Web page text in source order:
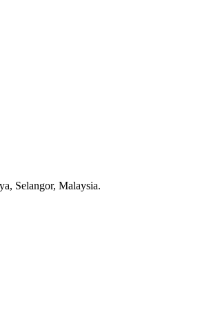
Selangor, Malaysia.